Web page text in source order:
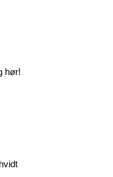
hør!